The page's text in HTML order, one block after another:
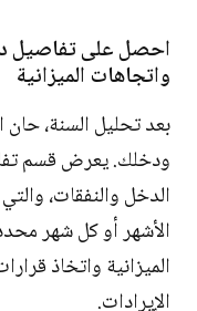
احصل على تفاصيل
واتجاهات الميزانية
بعد تحليل السنة،
ودخلك. يعرض قسم
الدخل والنفقات،
الأشهر أو كل شهر
الميزانية واتخاذ
الإيرادات.